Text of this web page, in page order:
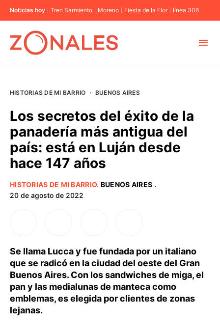
Noticias hoy Tren Sarmiento Moreno Fiesta de la Flor línea 306
BUENOS AIRES
PROVINCIAS
ELECCIONES 2023
HISTORIAS DE MI BARRIO · BUENOS AIRES
Los secretos del éxito de la
panadería más antigua del
país: está en Luján desde
hace 147 años
HISTORIAS DE MI BARRIO. BUENOS AIRES ·
20 de agosto de 2022
Se llama Lucca y fue fundada por un italiano
que se radicó en la ciudad del oeste del Gran
Buenos Aires. Con los sandwiches de miga, el
pan y las medialunas de manteca como
emblemas, es elegida por clientes de zonas
lejanas.